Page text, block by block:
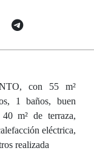
con 55 m²
1 baños, buen
m² de terraza,
eléctrica,
realizada